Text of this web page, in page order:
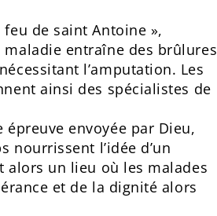
de saint Antoine »,
entraîne des brûlures
l’amputation. Les
ainsi des spécialistes de
envoyée par Dieu,
nourrissent l’idée d’un
alors un lieu où les malades
et de la dignité alors